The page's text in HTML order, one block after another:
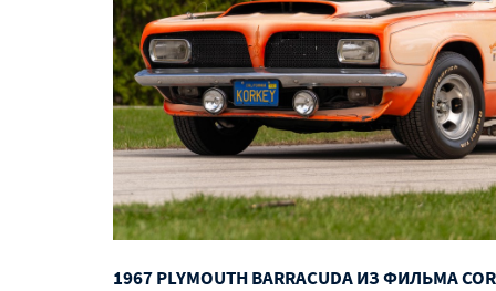
1967 PLYMOUTH BARRACUDA ИЗ ФИЛЬМА